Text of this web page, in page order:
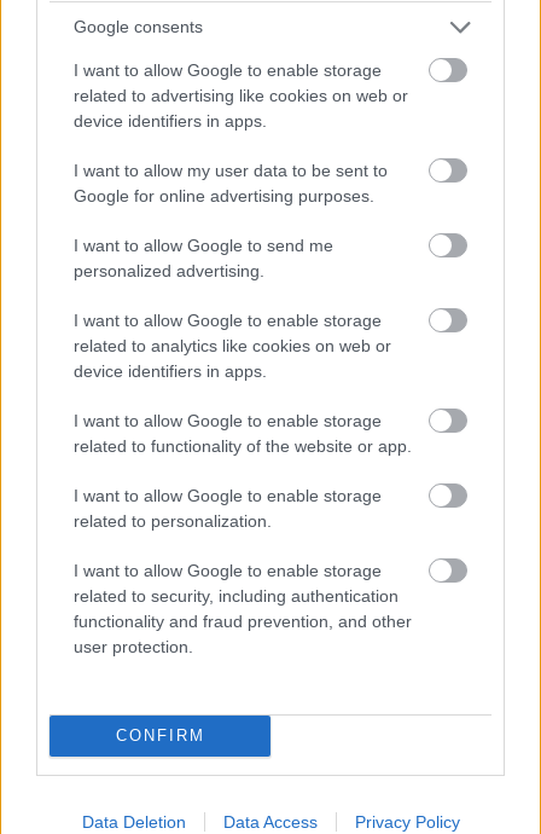
Google consents
I want to allow Google to enable storage
related to advertising like cookies on web or
device identifiers in apps.
I want to allow my user data to be sent to
Google for online advertising purposes.
I want to allow Google to send me
personalized advertising.
I want to allow Google to enable storage
related to analytics like cookies on web or
device identifiers in apps.
I want to allow Google to enable storage
related to functionality of the website or app.
I want to allow Google to enable storage
related to personalization.
I want to allow Google to enable storage
related to security, including authentication
functionality and fraud prevention, and other
user protection.
CONFIRM
Data Deletion Data Access Privacy Policy
partnerek helyett a Google lett az infók elsődleges
forrása: tőlük kezdtek kiszivárogni az első infókat
Evan Blasselőásta a Pixel 10 promóciós anyagait,
és füles is láthatóak. A fotók minősége alapján az a
tippünk, hogy a Google Store-ból mentette ki őket, de
akárhogy is kerültek elő, a lenti albumban átlapozhatjátok
mindet.
Ami Pixel 10-et, és annak Pro, Pro XL és Pro Fold verzióit
illeti azok mind augusztus 20-án válnak majd elérhetővé
az üzletekben. A fotók alapján a cég ezúttal sem fog
szín köré építik a felhozatal nagyját.
Kattints a képre a galériáért!